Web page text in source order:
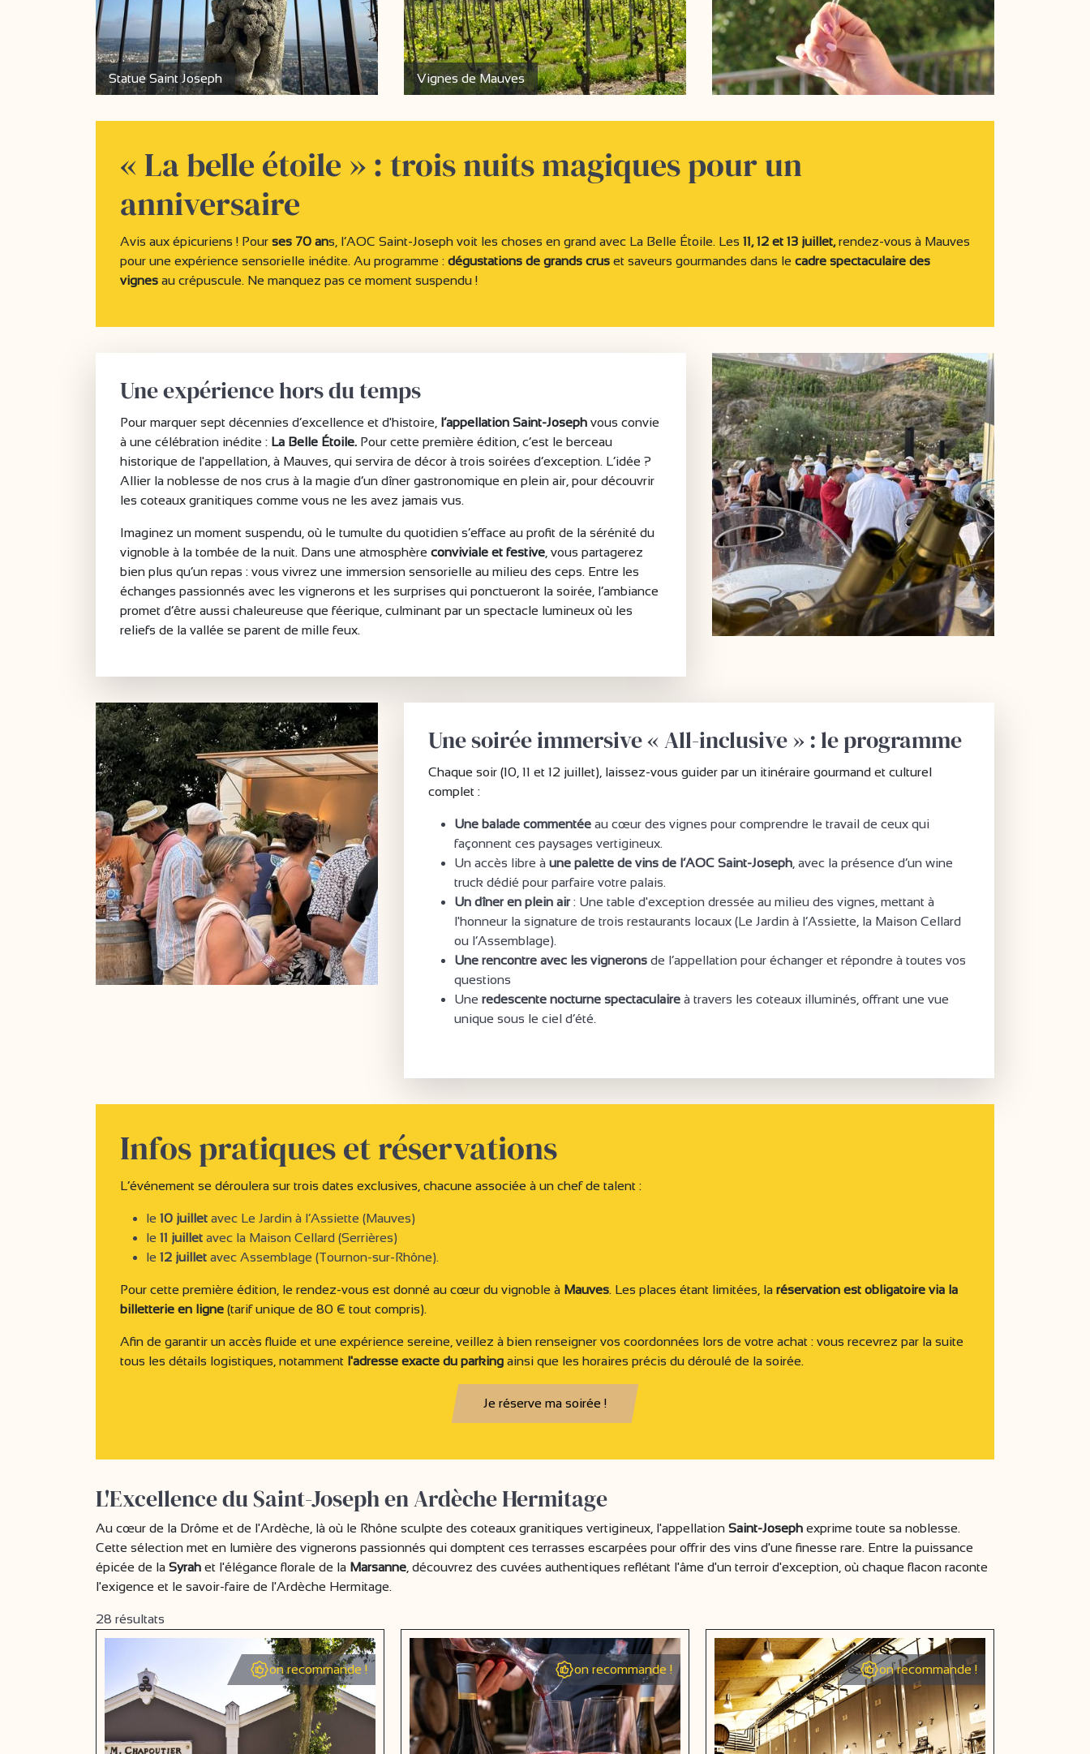
Statue Saint Joseph Vignes de Mauves
« La belle étoile » : trois nuits magiques pour un
anniversaire
Avis aux épicuriens ! Pour ses 70 ans, l’AOC Saint-Joseph voit les choses en grand avec La Belle Étoile. Les 11, 12 et 13 juillet,rendez-vous à Mauves
pour une expérience sensorielle inédite. Au programme : dégustations de grands crus et saveurs gourmandes dans le cadre spectaculaire des
vignes au crépuscule. Ne manquez pas ce moment suspendu !
Une expérience hors du temps
Pour marquer sept décennies d’excellence et d'histoire, l’appellation Saint-Joseph vous convie
à une célébration inédite : La Belle Étoile. Pour cette première édition, c’est le berceau
historique de l'appellation, à Mauves, qui servira de décor à trois soirées d’exception. L’idée ?
Allier la noblesse de nos crus à la magie d’un dîner gastronomique en plein air, pour découvrir
les coteaux granitiques comme vous ne les avez jamais vus.
Imaginez un moment suspendu, où le tumulte du quotidien s’efface au profit de la sérénité du
vignoble à la tombée de la nuit. Dans une atmosphère conviviale et festive , vous partagerez
bien plus qu’un repas : vous vivrez une immersion sensorielle au milieu des ceps. Entre les
échanges passionnés avec les vignerons et les surprises qui ponctueront la soirée, l’ambiance
promet d’être aussi chaleureuse que féerique, culminant par un spectacle lumineux où les
reliefs de la vallée se parent de mille feux.
Une soirée immersive « All-inclusive » : le programme
Chaque soir (10, 11 et 12 juillet), laissez-vous guider par un itinéraire gourmand et culturel
complet :
Une balade commentée au cœur des vignes pour comprendre le travail de ceux qui
façonnent ces paysages vertigineux.
Un accès libre à une palette de vins de l’AOC Saint-Joseph , avec la présence d’un wine
truck dédié pour parfaire votre palais.
Un dîner en plein air: Une table d'exception dressée au milieu des vignes, mettant à
l'honneur la signature de trois restaurants locaux (Le Jardin à l’Assiette, la Maison Cellard
ou l’Assemblage).
Une rencontre avec les vignerons de l’appellation pour échanger et répondre à toutes vos
questions
Une redescente nocturne spectaculaire à travers les coteaux illuminés, offrant une vue
unique sous le ciel d’été.
Infos pratiques et réservations
L’événement se déroulera sur trois dates exclusives, chacune associée à un chef de talent :
le 10 juillet avec Le Jardin à l’Assiette (Mauves)
le 11 juillet avec la Maison Cellard (Serrières)
le 12 juillet avec Assemblage (Tournon-sur-Rhône).
Pour cette première édition, le rendez-vous est donné au cœur du vignoble à Mauves. Les places étant limitées, la réservation est obligatoire via la
billetterie en ligne (tarif unique de 80 € tout compris).
Afin de garantir un accès fluide et une expérience sereine, veillez à bien renseigner vos coordonnées lors de votre achat : vous recevrez par la suite
tous les détails logistiques, notamment l'adresse exacte du parking ainsi que les horaires précis du déroulé de la soirée.
Je réserve ma soirée !
L'Excellence du Saint-Joseph en Ardèche Hermitage
Au cœur de la Drôme et de l'Ardèche, là où le Rhône sculpte des coteaux granitiques vertigineux, l'appellation Saint-Joseph exprime toute sa noblesse.
Cette sélection met en lumière des vignerons passionnés qui domptent ces terrasses escarpées pour offrir des vins d'une finesse rare. Entre la puissance
épicée de la Syrah et l'élégance florale de la Marsanne , découvrez des cuvées authentiques reflétant l'âme d'un terroir d'exception, où chaque flacon raconte
l'exigence et le savoir-faire de l'Ardèche Hermitage.
28 résultats
on recommande ! on recommande ! on recommande !